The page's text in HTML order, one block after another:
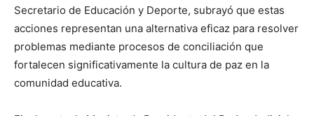
Secretario de Educación y Deporte, subrayó que estas
acciones representan una alternativa eficaz para resolver
problemas mediante procesos de conciliación que
fortalecen significativamente la cultura de paz en la
comunidad educativa.